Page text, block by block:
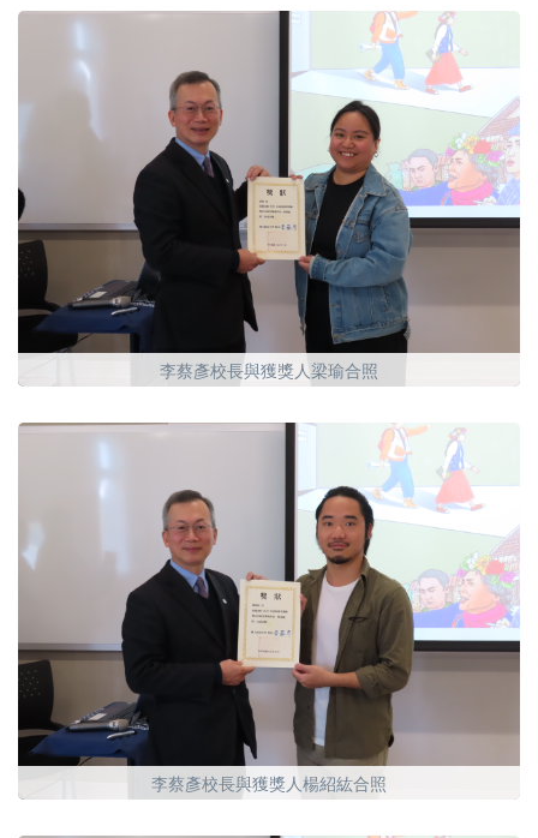
李蔡彥校長與獲獎人梁瑜合照
李蔡彥校長與獲獎人楊紹紘合照